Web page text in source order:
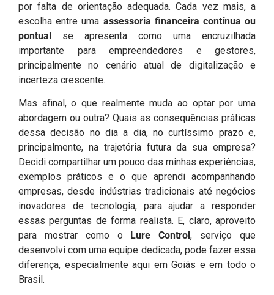
por falta de orientação adequada. Cada vez mais, a
escolha entre uma assessoria financeira contínua ou
pontual se apresenta como uma encruzilhada
importante para empreendedores e gestores,
principalmente no cenário atual de digitalização e
incerteza crescente.
Mas afinal, o que realmente muda ao optar por uma
abordagem ou outra? Quais as consequências práticas
dessa decisão no dia a dia, no curtíssimo prazo e,
principalmente, na trajetória futura da sua empresa?
Decidi compartilhar um pouco das minhas experiências,
exemplos práticos e o que aprendi acompanhando
empresas, desde indústrias tradicionais até negócios
inovadores de tecnologia, para ajudar a responder
essas perguntas de forma realista. E, claro, aproveito
para mostrar como o
Lure Control, serviço que
desenvolvi com uma equipe dedicada, pode fazer essa
diferença, especialmente aqui em Goiás e em todo o
Brasil.